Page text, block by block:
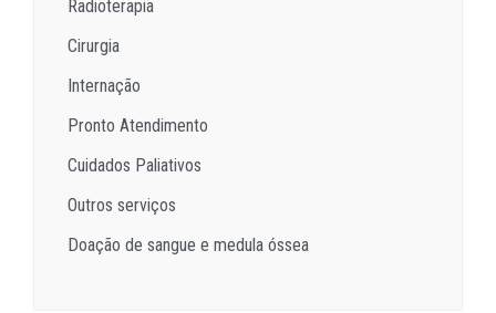
Radioterapia
Cirurgia
Internação
Pronto Atendimento
Cuidados Paliativos
Outros serviços
Doação de sangue e medula óssea